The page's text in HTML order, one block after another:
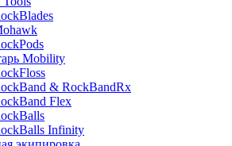
Mobility
& RockBandRx
Flex
Infinity